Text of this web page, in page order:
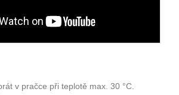
v pračce při teplotě max. 30 °C.